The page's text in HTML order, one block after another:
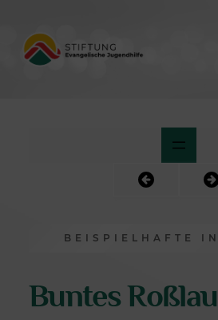
BEISPIELHAFTE
Buntes